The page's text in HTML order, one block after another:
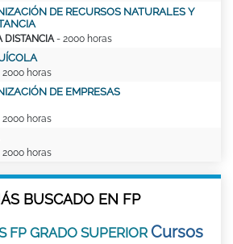
DE RECURSOS NATURALES Y
DISTANCIA- 2000 horas
2000 horas
DE EMPRESAS
2000 horas
2000 horas
BUSCADO EN FP
FP GRADO SUPERIOR Cursos